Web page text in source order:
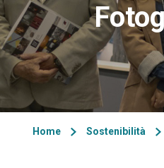
Home Sostenibilità